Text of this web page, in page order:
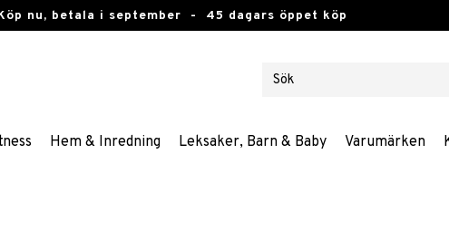
nu, betala i september - 45 dagars öppet köp
Hem & Inredning Leksaker, Barn & Baby Varumärken